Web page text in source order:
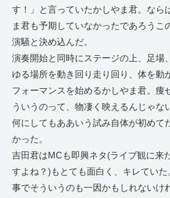
す！」と言っていたかしやま君。なら
ま君も予期していなかったであろうこ
演騒と決め込んだ。
演奏開始と同時にステージの上、足場
ゆる場所を動き回り走り回り、体を動
フォーマンスを始めるかしやま君。痩
ういうのって、物凄く映えるんじゃな
何にしてもああいう試み自体が初めて
かった。
吉田君はMCも即興ネタ(ライブ観に来
すよね？)もとても面白く、キレていた
事でそういうのも一因かもしれないけ